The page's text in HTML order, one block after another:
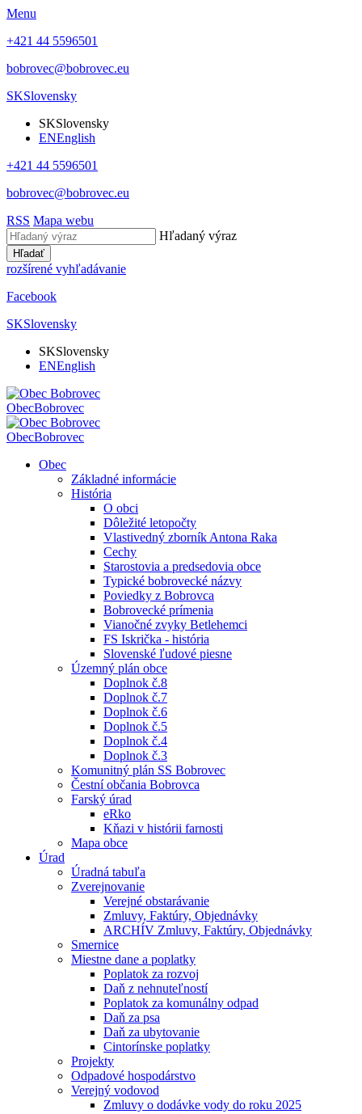
Menu
+421 44 5596501
bobrovec@bobrovec.eu
SKSlovensky
SKSlovensky
ENEnglish
+421 44 5596501
bobrovec@bobrovec.eu
RSS Mapa webu
Hľadaný výraz
Hľadať
rozšírené vyhľadávanie
Facebook
SKSlovensky
SKSlovensky
ENEnglish
ObecBobrovec
ObecBobrovec
Obec
Základné informácie
História
O obci
Dôležité letopočty
Vlastivedný zborník Antona Raka
Cechy
Starostovia a predsedovia obce
Typické bobrovecké názvy
Poviedky z Bobrovca
Bobrovecké prímenia
Vianočné zvyky Betlehemci
FS Iskrička - história
Slovenské ľudové piesne
Územný plán obce
Doplnok č.8
Doplnok č.7
Doplnok č.6
Doplnok č.5
Doplnok č.4
Doplnok č.3
Komunitný plán SS Bobrovec
Čestní občania Bobrovca
Farský úrad
eRko
Kňazi v histórii farnosti
Mapa obce
Úrad
Úradná tabuľa
Zverejnovanie
Verejné obstarávanie
Zmluvy, Faktúry, Objednávky
ARCHÍV Zmluvy, Faktúry, Objednávky
Smernice
Miestne dane a poplatky
Poplatok za rozvoj
Daň z nehnuteľností
Poplatok za komunálny odpad
Daň za psa
Daň za ubytovanie
Cintorínske poplatky
Projekty
Odpadové hospodárstvo
Verejný vodovod
Zmluvy o dodávke vody do roku 2025